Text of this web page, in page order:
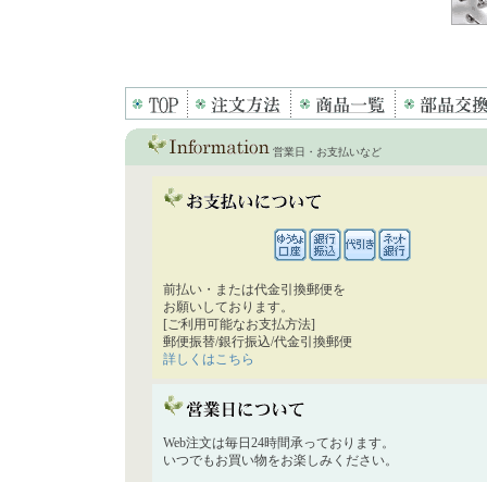
営業日・お支払いなど
前払い・または代金引換郵便を
お願いしております。
[ご利用可能なお支払方法]
郵便振替/銀行振込/代金引換郵便
詳しくはこちら
Web注文は毎日24時間承っております。
いつでもお買い物をお楽しみください。